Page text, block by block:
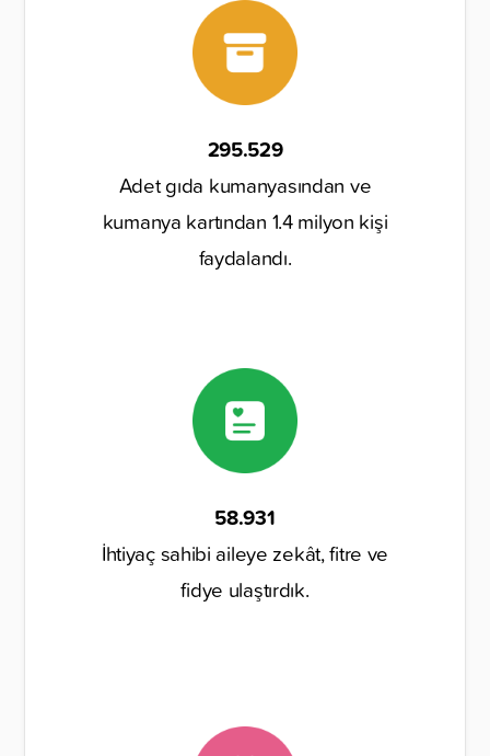
295.529
Adet gıda kumanyasından ve
kumanya kartından 1.4 milyon kişi
faydalandı.
58.931
İhtiyaç sahibi aileye zekât, fitre ve
fidye ulaştırdık.